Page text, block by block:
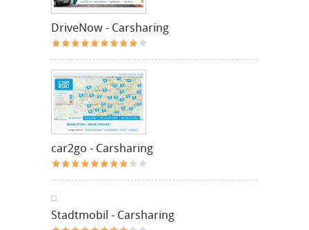
DriveNow - Carsharing
car2go - Carsharing
Stadtmobil - Carsharing